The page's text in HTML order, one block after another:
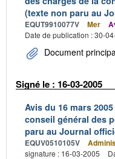
(texte non paru au
EQUT9910077V Mer
Date de publication : 30-
Document
Signé le : 16-03-2005
Avis du 16 mars
conseil général des
paru au Journal
EQUV0510105V
signature : 16-03-2005